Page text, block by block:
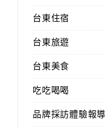
台東住宿
台東旅遊
台東美食
吃吃喝喝
品牌採訪體驗報導